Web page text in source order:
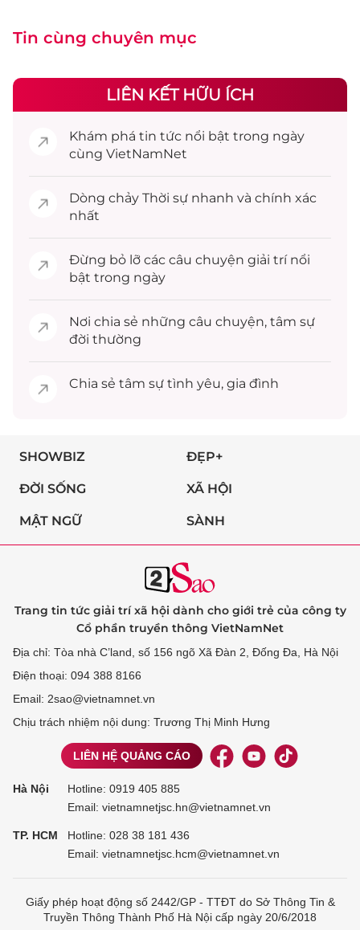
Tin cùng chuyên mục
LIÊN KẾT HỮU ÍCH
Khám phá tin tức nổi bật trong ngày
cùng VietNamNet
Dòng chảy Thời sự nhanh và chính xác
nhất
Đừng bỏ lỡ các câu chuyện giải trínổi
bật trong ngày
Nơi chia sẻ những câu chuyện, tâm sự
đời thường
Chia sẻ tâm sự tình yêu, gia đình
SHOWBIZ ĐẸP+
ĐỜI SỐNG XÃ HỘI
MẬT NGỮ SÀNH
Trang tin tức giải trí xã hội dành cho giới trẻ của công ty
Cổ phần truyền thông VietNamNet
Địa chỉ: Tòa nhà C’land, số 156 ngõ Xã Đàn 2, Đống Đa, Hà Nội
Điện thoại: 094 388 8166
Email: 2sao@vietnamnet.vn
Chịu trách nhiệm nội dung: Trương Thị Minh Hưng
LIÊN HỆ QUẢNG CÁO
Hà Nội Hotline: 0919 405 885
Email: vietnamnetjsc.hn@vietnamnet.vn
TP. HCM Hotline: 028 38 181 436
Email: vietnamnetjsc.hcm@vietnamnet.vn
Giấy phép hoạt động số 2442/GP - TTĐT do Sở Thông Tin &
Truyền Thông Thành Phố Hà Nội cấp ngày 20/6/2018